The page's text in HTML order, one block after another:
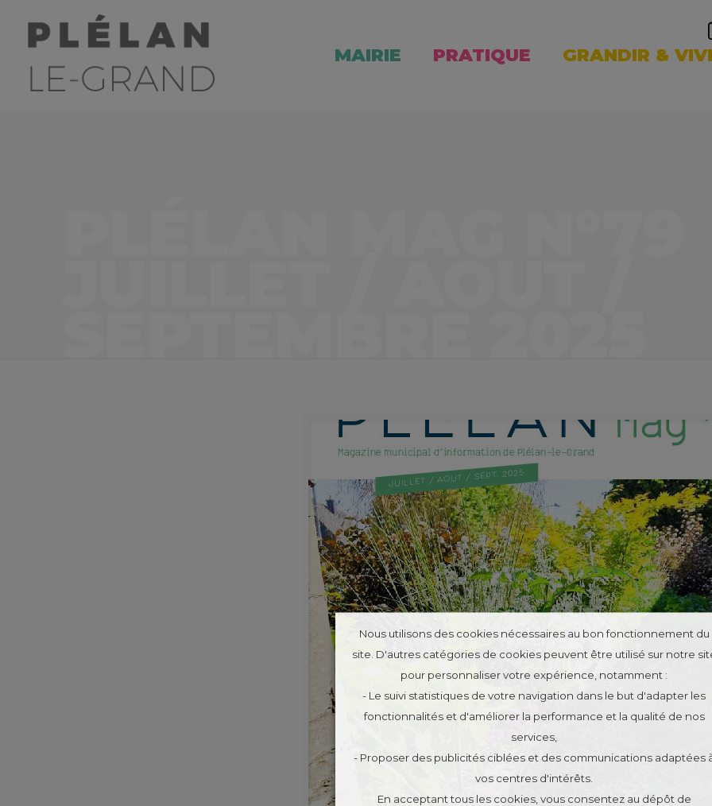
MAIRIE PRATIQUE GRANDIR &
Nous utilisons des cookies nécessaires au bon fonctionnement du
site. D'autres catégories de cookies peuvent être utilisé sur notre
pour personnaliser votre expérience, notamment :
- Le suivi statistiques de votre navigation dans le but d'adapter les
fonctionnalités et d'améliorer la performance et la qualité de nos
services,
- Proposer des publicités ciblées et des communications adaptées
vos centres d'intérêts.
En acceptant tous les cookies, vous consentez au dépôt de